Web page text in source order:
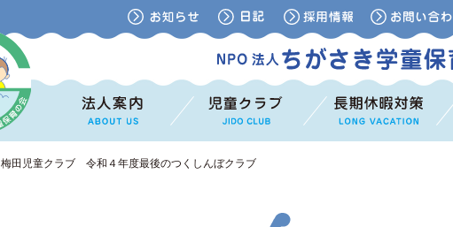
梅田児童クラブ 令和４年度最後のつくしんぼクラブ